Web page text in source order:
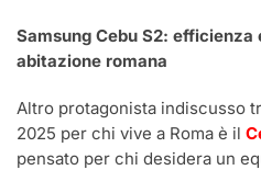
Samsung Cebu S2:
abitazione romana
Altro protagonista indiscusso
2025 per chi vive a Roma è il
pensato per chi desidera un